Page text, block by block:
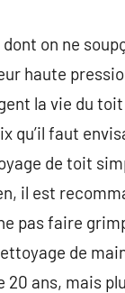
on ne
haute
la vie du
qu’il faut
de toit
il est
pas faire
de
20 ans, mais